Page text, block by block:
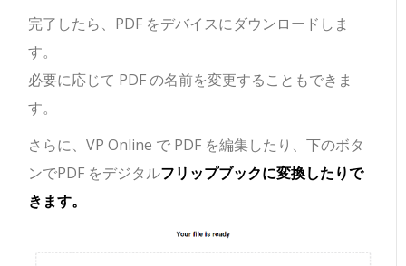
完了したら、PDF をデバイスにダウンロードしま
す。
必要に応じて PDF の名前を変更することもできま
す。
さらに、VP Online で PDF を編集したり、下のボタ
ンでPDF をデジタルフリップブックに変換したりで
きます。